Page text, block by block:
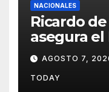
NACIONALES
Ricardo
asegura el
interno
autoridades
AGOSTO 7,
TODAY